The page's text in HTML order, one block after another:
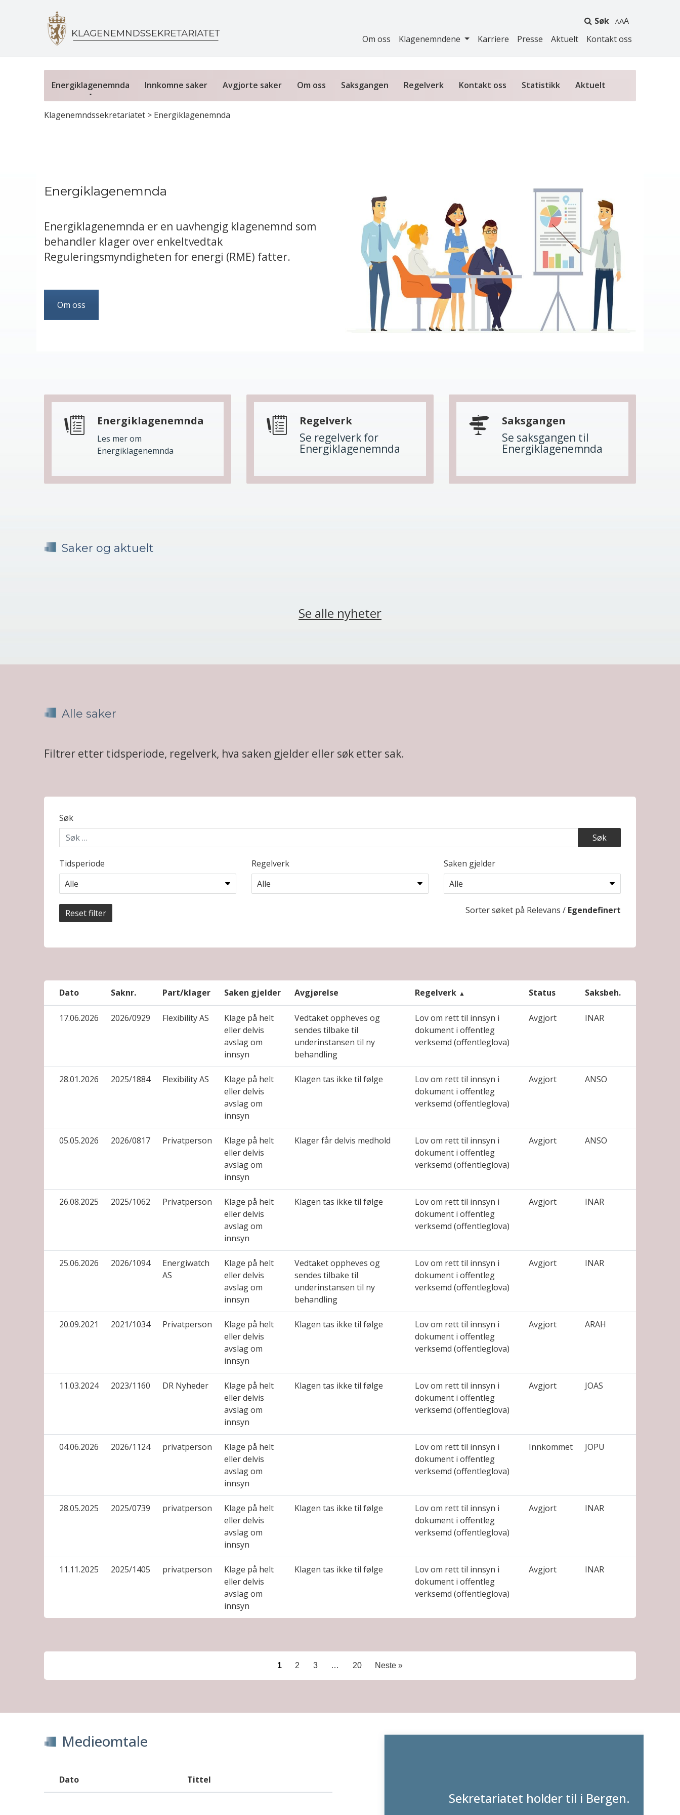
Søk A
Om oss Klagenemndene Karriere Presse Aktuelt Kontakt oss
Energiklagenemnda Innkomne saker Avgjorte saker Om oss Saksgangen Regelverk Kontakt oss Statistikk Aktuelt
Klagenemndssekretariatet > Energiklagenemnda
Energiklagenemnda
Energiklagenemnda er en uavhengig klagenemnd som
behandler klager over enkeltvedtak
Reguleringsmyndigheten for energi (RME) fatter.
Om oss
Energiklagenemnda
Les mer om
Energiklagenemnda
Regelverk
Se regelverk for
Energiklagenemnda
Saksgangen
Se saksgangen til
Energiklagenemnda
Saker og aktuelt
Se alle nyheter
Alle saker
Filtrer etter tidsperiode, regelverk, hva saken gjelder eller søk etter sak.
Søk
Tidsperiode Regelverk Saken gjelder
Reset filter Sorter søket på Relevans / Egendefinert
Dato Saknr. Part/klager Saken gjelder Avgjørelse Regelverk Status Saksbeh.
17.06.2026 2026/0929 Flexibility AS
Klage på helt
eller delvis
avslag om
innsyn
Vedtaket oppheves og
sendes tilbake til
underinstansen til ny
behandling
Lov om rett til innsyn i
dokument i offentleg
verksemd (offentleglova)
Avgjort INAR
28.01.2026 2025/1884 Flexibility AS
Klage på helt
eller delvis
avslag om
innsyn
Klagen tas ikke til følge
Lov om rett til innsyn i
dokument i offentleg
verksemd (offentleglova)
Avgjort ANSO
05.05.2026 2026/0817 Privatperson
Klage på helt
eller delvis
avslag om
innsyn
Klager får delvis medhold
Lov om rett til innsyn i
dokument i offentleg
verksemd (offentleglova)
Avgjort ANSO
26.08.2025 2025/1062 Privatperson
Klage på helt
eller delvis
avslag om
innsyn
Klagen tas ikke til følge
Lov om rett til innsyn i
dokument i offentleg
verksemd (offentleglova)
Avgjort INAR
25.06.2026 2026/1094
Energiwatch
AS
Klage på helt
eller delvis
avslag om
innsyn
Vedtaket oppheves og
sendes tilbake til
underinstansen til ny
behandling
Lov om rett til innsyn i
dokument i offentleg
verksemd (offentleglova)
Avgjort INAR
20.09.2021 2021/1034 Privatperson
Klage på helt
eller delvis
avslag om
innsyn
Klagen tas ikke til følge
Lov om rett til innsyn i
dokument i offentleg
verksemd (offentleglova)
Avgjort ARAH
11.03.2024 2023/1160 DR Nyheder
Klage på helt
eller delvis
avslag om
innsyn
Klagen tas ikke til følge
Lov om rett til innsyn i
dokument i offentleg
verksemd (offentleglova)
Avgjort JOAS
04.06.2026 2026/1124 privatperson
Klage på helt
eller delvis
avslag om
innsyn
Lov om rett til innsyn i
dokument i offentleg
verksemd (offentleglova)
Innkommet JOPU
28.05.2025 2025/0739 privatperson
Klage på helt
eller delvis
avslag om
innsyn
Klagen tas ikke til følge
Lov om rett til innsyn i
dokument i offentleg
verksemd (offentleglova)
Avgjort INAR
11.11.2025 2025/1405 privatperson
Klage på helt
eller delvis
avslag om
innsyn
Klagen tas ikke til følge
Lov om rett til innsyn i
dokument i offentleg
verksemd (offentleglova)
Avgjort INAR
1 2 3 … 20 Neste »
Medieomtale
Dato Tittel
Sekretariatet holder til i Bergen.